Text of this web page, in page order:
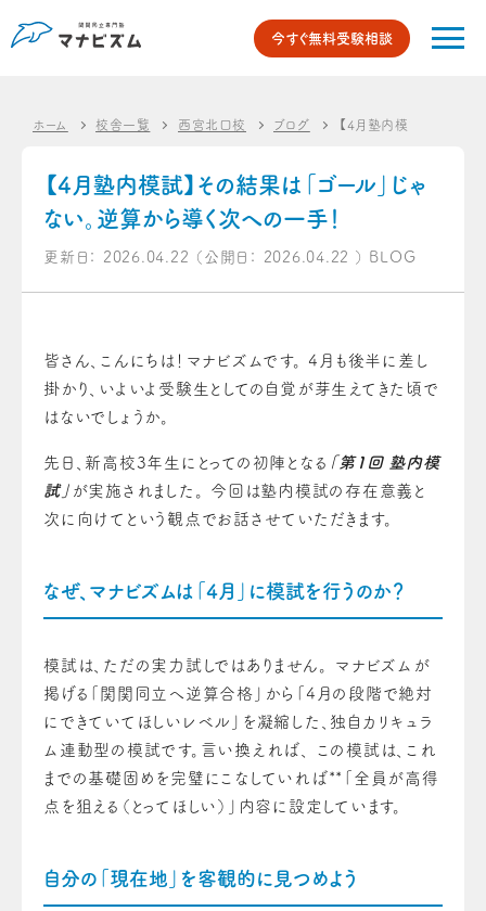
今すぐ無料受験相談
ホーム 校舎一覧 西宮北口校 ブログ 【4月塾内模試】その結果
【4月塾内模試】その結果は「ゴール」じゃ
ない。逆算から導く次への一手！
更新日： 2026.04.22 （公開日： 2026.04.22 ） BLOG
皆さん、こんにちは！マナビズムです。 4月も後半に差し
掛かり、いよいよ受験生としての自覚が芽生えてきた頃で
はないでしょうか。
先日、新高校3年生にとっての初陣となる 「第1回 塾内模
試」 が実施されました。 今回は塾内模試の存在意義と
次に向けてという観点でお話させていただきます。
なぜ、マナビズムは「4月」に模試を行うのか？
模試は、ただの実力試しではありません。 マナビズムが
掲げる「関関同立へ逆算合格」から「4月の段階で絶対
にできていてほしいレベル」を凝縮した、独自カリキュラ
ム連動型の模試です。言い換えれば、 この模試は、これ
までの基礎固めを完璧にこなしていれば**「全員が高得
点を狙える（とってほしい）」内容に設定しています。
自分の「現在地」を客観的に見つめよう